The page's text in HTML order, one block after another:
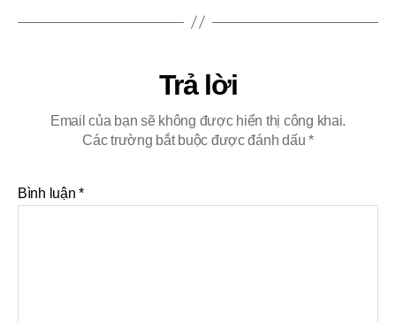
Trả lời
Email của bạn sẽ không được hiển thị công khai.
Các trường bắt buộc được đánh dấu*
Bình luận*